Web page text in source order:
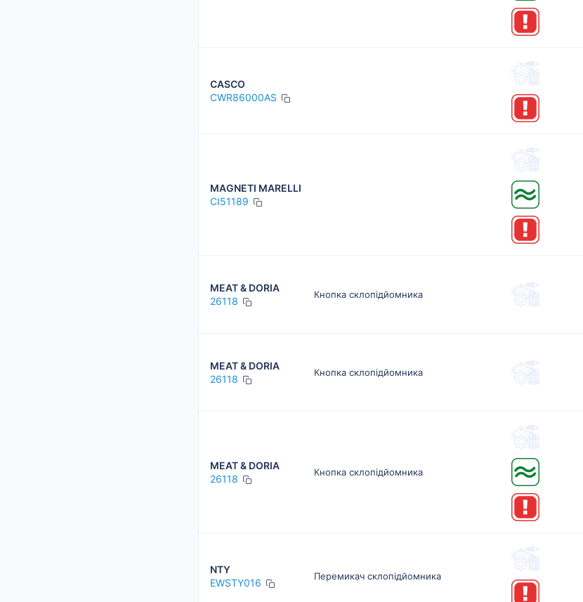
CASCO
CWR86000AS
MAGNETI MARELLI
CI51189
MEAT & DORIA
26118
Кнопка склопідйомника
MEAT & DORIA
26118
Кнопка склопідйомника
MEAT & DORIA
26118
Кнопка склопідйомника
NTY
EWSTY016
Перемикач склопідйомника